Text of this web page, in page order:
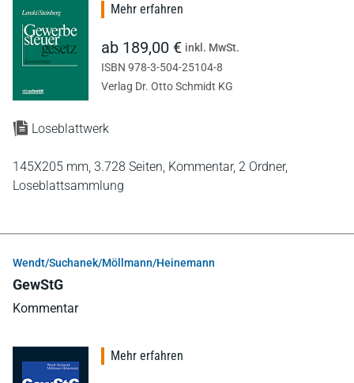
Loseblattwerk
145X205 mm, 3.728 Seiten, Kommentar, 2 Ordner,
Loseblattsammlung
Mehr erfahren
ab 189,00 € inkl. MwSt.
ISBN 978-3-504-25104-8
Verlag Dr. Otto Schmidt KG
Wendt/Suchanek/Möllmann/Heinemann
GewStG
Kommentar
Mehr erfahren